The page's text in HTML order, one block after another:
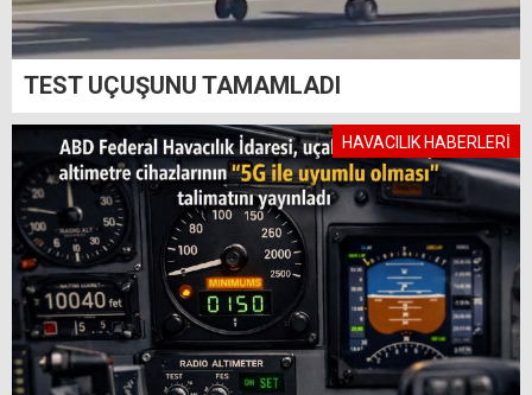
TEST UÇUŞUNU TAMAMLADI
HAVACILIK HABERLERİ